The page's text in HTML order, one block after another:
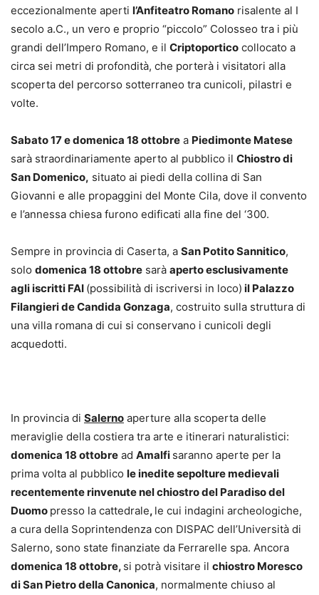
eccezionalmente aperti l’Anfiteatro Romano risalente al I
secolo a.C., un vero e proprio “piccolo” Colosseo tra i più
grandi dell’Impero Romano, e il Criptoportico collocato a
circa sei metri di profondità, che porterà i visitatori alla
scoperta del percorso sotterraneo tra cunicoli, pilastri e
volte.
Sabato 17 e domenica 18 ottobre a Piedimonte Matese
sarà straordinariamente aperto al pubblico il Chiostro di
San Domenico, situato ai piedi della collina di San
Giovanni e alle propaggini del Monte Cila, dove il convento
e l’annessa chiesa furono edificati alla fine del ‘300.
Sempre in provincia di Caserta, a San Potito Sannitico,
solo domenica 18 ottobre sarà aperto esclusivamente
agli iscritti FAI (possibilità di iscriversi in loco) il Palazzo
Filangieri de Candida Gonzaga, costruito sulla struttura di
una villa romana di cui si conservano i cunicoli degli
acquedotti.
In provincia di Salerno aperture alla scoperta delle
meraviglie della costiera tra arte e itinerari naturalistici:
domenica 18 ottobre ad Amalfi saranno aperte per la
prima volta al pubblico le inedite sepolture medievali
recentemente rinvenute nel chiostro del Paradiso del
Duomo presso la cattedrale, le cui indagini archeologiche,
a cura della Soprintendenza con DISPAC dell’Università di
Salerno, sono state finanziate da Ferrarelle spa. Ancora
domenica 18 ottobre, si potrà visitare il chiostro Moresco
di San Pietro della Canonica, normalmente chiuso al